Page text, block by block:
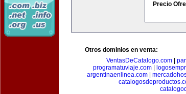
Precio
Otros dominios en venta:
VentasDeCatalogo.com|
programatuviaje.com|
argentinaenlinea.com|